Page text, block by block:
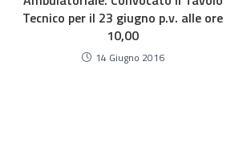
Tecnico per il 23 giugno p.v. alle ore
10,00
14 Giugno 2016